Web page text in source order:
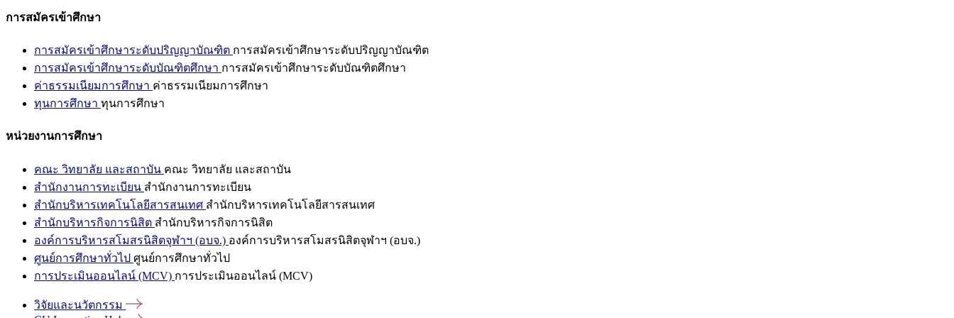
การสมัครเข้าศึกษา
การสมัครเข้าศึกษาระดับปริญญาบัณฑิต การสมัครเข้าศึกษาระดับปริญญาบัณฑิต
การสมัครเข้าศึกษาระดับบัณฑิตศึกษา การสมัครเข้าศึกษาระดับบัณฑิตศึกษา
ค่าธรรมเนียมการศึกษา ค่าธรรมเนียมการศึกษา
ทุนการศึกษา ทุนการศึกษา
หน่วยงานการศึกษา
คณะ วิทยาลัย และสถาบัน คณะ วิทยาลัย และสถาบัน
สำนักงานการทะเบียน สำนักงานการทะเบียน
สำนักบริหารเทคโนโลยีสารสนเทศ สำนักบริหารเทคโนโลยีสารสนเทศ
สำนักบริหารกิจการนิสิต สำนักบริหารกิจการนิสิต
องค์การบริหารสโมสรนิสิตจุฬาฯ (อบจ.) องค์การบริหารสโมสรนิสิตจุฬาฯ (อบจ.)
ศูนย์การศึกษาทั่วไป ศูนย์การศึกษาทั่วไป
การประเมินออนไลน์ (MCV) การประเมินออนไลน์ (MCV)
วิจัยและนวัตกรรม